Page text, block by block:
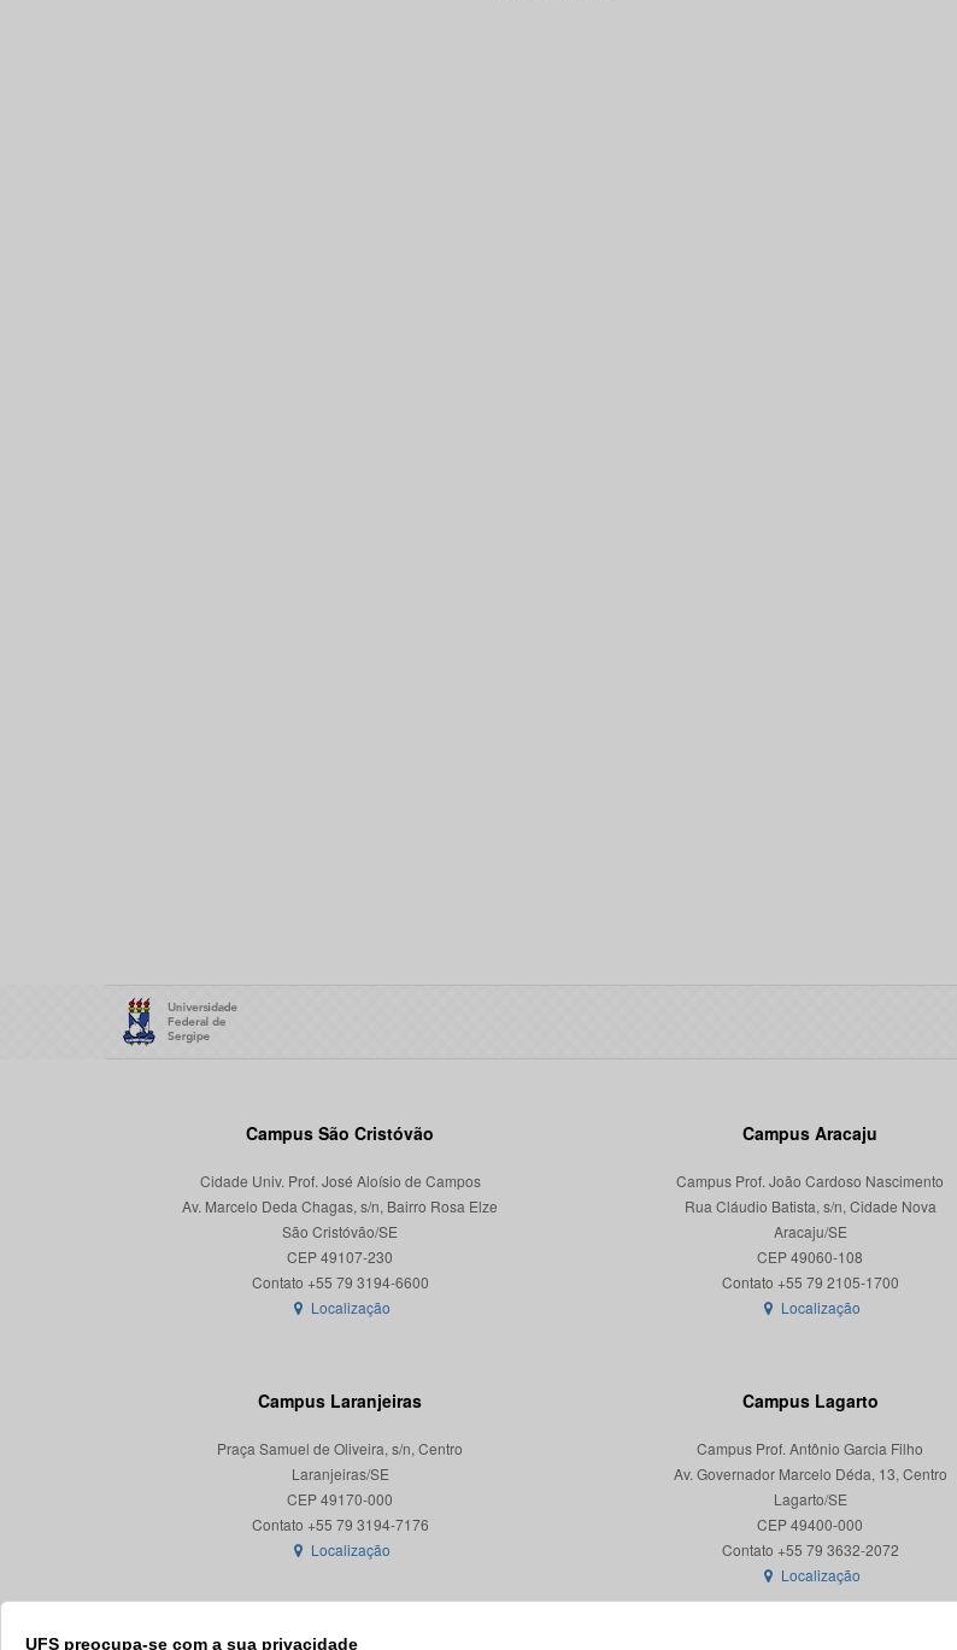
UFS preocupa-se com a sua privacidade
Campus São Cristóvão
Cidade Univ. Prof. José Aloísio de Campos
Av. Marcelo Deda Chagas, s/n, Bairro Rosa Elze
São Cristóvão/SE
CEP 49107-230
Localização
Campus Aracaju
Campus Prof. João Cardoso Nascimento
Rua Cláudio Batista, s/n, Cidade Nova
Aracaju/SE
CEP 49060-108
Localização
Campus Laranjeiras
Praça Samuel de Oliveira, s/n, Centro
Laranjeiras/SE
CEP 49170-000
Localização
Campus Lagarto
Campus Prof. Antônio Garcia Filho
Av. Governador Marcelo Déda, 13, Centro
Lagarto/SE
CEP 49400-000
Localização